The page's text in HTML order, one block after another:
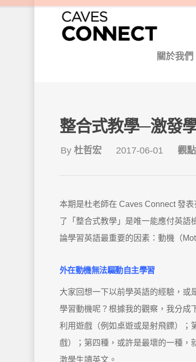
關於我
整合式教學─激發
By 杜哲宏 2017-06-01 觀
本期是杜老師在 Caves Connect 發
了「整合式教學」是唯一能應付英語
論學習英語最重要的因素：動機（
外在動機無法驅動自主學習
大家回想一下以前學英語的經驗，或
學習動機呢？根據我的觀察，我分成
利用遊戲（例如桌遊或是射飛鏢）；
戲）；第四種，或許是最壞的一種，
激學生讀英文。